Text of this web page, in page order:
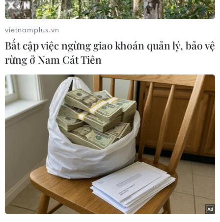
Ngân hàng Standard Chartered tổ chức Hội nghị
trực tuyến với chủ đề “Việt Nam-Ngôi sao đang
lên.”
Đây là dịp để cùng nhau chia sẻ về những xu
hướng đầu tư mới, giải pháp cải cách môi
trường đầu tư của Việt Nam; đồng thời, đưa ra
những đề xuất nhằm nâng cao hiệu quả hợp tác,
hướng đến sự thành công khi đầu tư và kinh
doanh tại Việt Nam.
Phát biểu khai mạc tại hội nghị, Bộ trưởng Bộ
Kế hoạch và Đầu tư Nguyễn Chí Dũng cho biết
trong nhiều năm qua, nhằm tối ưu hóa hiệu quả
đầu tư, nhiều tập đoàn đa quốc gia trên thế giới
đã có quá trình tái cơ cấu đầu tư và định vị lại
chuỗi cung ứng.
vietnamplus.vn
Bất cập việc ngừng giao khoán quản lý, bảo vệ
rừng ở Nam Cát Tiên